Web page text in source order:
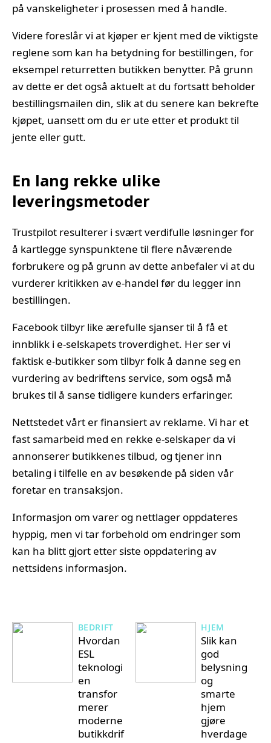
på vanskeligheter i prosessen med å handle.
Videre foreslår vi at kjøper er kjent med de viktigste
reglene som kan ha betydning for bestillingen, for
eksempel returretten butikken benytter. På grunn
av dette er det også aktuelt at du fortsatt beholder
bestillingsmailen din, slik at du senere kan bekrefte
kjøpet, uansett om du er ute etter et produkt til
jente eller gutt.
En lang rekke ulike
leveringsmetoder
Trustpilot resulterer i svært verdifulle løsninger for
å kartlegge synspunktene til flere nåværende
forbrukere og på grunn av dette anbefaler vi at du
vurderer kritikken av e-handel før du legger inn
bestillingen.
Facebook tilbyr like ærefulle sjanser til å få et
innblikk i e-selskapets troverdighet. Her ser vi
faktisk e-butikker som tilbyr folk å danne seg en
vurdering av bedriftens service, som også må
brukes til å sanse tidligere kunders erfaringer.
Nettstedet vårt er finansiert av reklame. Vi har et
fast samarbeid med en rekke e-selskaper da vi
annonserer butikkenes tilbud, og tjener inn
betaling i tilfelle en av besøkende på siden vår
foretar en transaksjon.
Informasjon om varer og nettlager oppdateres
hyppig, men vi tar forbehold om endringer som
kan ha blitt gjort etter siste oppdatering av
nettsidens informasjon.
BEDRIFT
Hvordan
ESL
teknologi
en
transfor
merer
moderne
butikkdrif
HJEM
Slik kan
god
belysning
og
smarte
hjem
gjøre
hverdage